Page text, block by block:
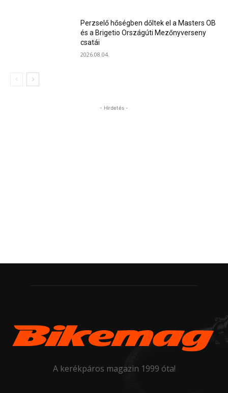
Perzselő hőségben dőltek el a Masters OB
és a Brigetio Országúti Mezőnyverseny
csatái
2026.08.04.
- Hirdetés -
A kerékpáros magazin 1999 óta!